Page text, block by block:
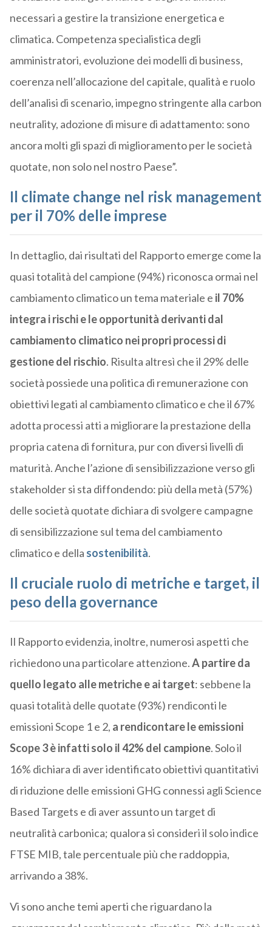
necessari a gestire la transizione energetica e
climatica. Competenza specialistica degli
amministratori, evoluzione dei modelli di business,
coerenza nell’allocazione del capitale, qualità e ruolo
dell’analisi di scenario, impegno stringente alla carbon
neutrality, adozione di misure di adattamento: sono
ancora molti gli spazi di miglioramento per le società
quotate, non solo nel nostro Paese”.
Il climate change nel risk management
per il 70% delle imprese
In dettaglio, dai risultati del Rapporto emerge come la
quasi totalità del campione (94%) riconosca ormai nel
cambiamento climatico un tema materiale e il 70%
integra i rischi e le opportunità derivanti dal
cambiamento climatico nei propri processi di
gestione del rischio. Risulta altresì che il 29% delle
società possiede una politica di remunerazione con
obiettivi legati al cambiamento climatico e che il 67%
adotta processi atti a migliorare la prestazione della
propria catena di fornitura, pur con diversi livelli di
maturità. Anche l’azione di sensibilizzazione verso gli
stakeholder si sta diffondendo: più della metà (57%)
delle società quotate dichiara di svolgere campagne
di sensibilizzazione sul tema del cambiamento
climatico e della sostenibilità.
Il cruciale ruolo di metriche e target, il
peso della governance
Il Rapporto evidenzia, inoltre, numerosi aspetti che
richiedono una particolare attenzione.A partire da
quello legato alle metriche e ai target: sebbene la
quasi totalità delle quotate (93%) rendiconti le
emissioni Scope 1 e 2, a rendicontare le emissioni
Scope 3 è infatti solo il 42% del campione. Solo il
16% dichiara di aver identificato obiettivi quantitativi
di riduzione delle emissioni GHG connessi agli Science
Based Targets e di aver assunto un target di
neutralità carbonica; qualora si consideri il solo indice
FTSE MIB, tale percentuale più che raddoppia,
arrivando a 38%.
Vi sono anche temi aperti che riguardano la